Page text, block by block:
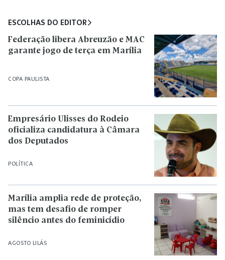
ESCOLHAS DO EDITOR
COPA PAULISTA
Federação libera Abreuzão e MAC
garante jogo de terça em Marília
POLÍTICA
Empresário Ulisses do Rodeio
oficializa candidatura à Câmara
dos Deputados
AGOSTO LILÁS
Marília amplia rede de proteção,
mas tem desafio de romper
silêncio antes do feminicídio